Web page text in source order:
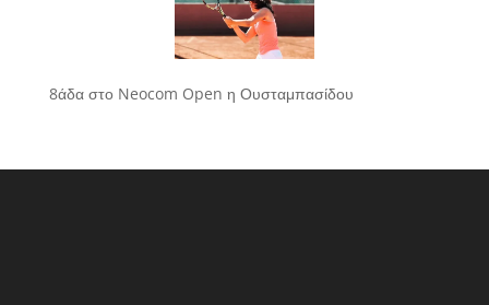
8άδα στο Neocom Open η Ουσταμπασίδου